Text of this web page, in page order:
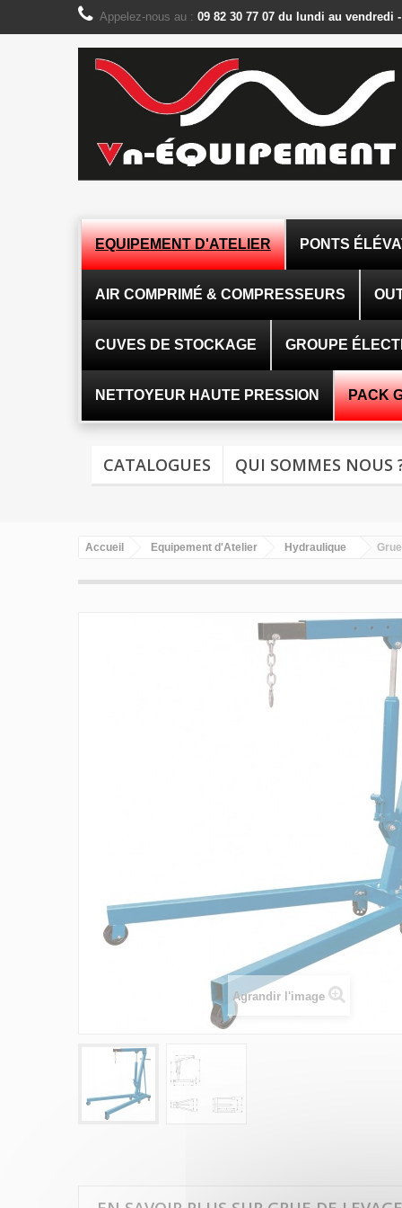
Panneau de gestion des cookies
Appelez-nous au : 09 82 30 77 07 du lundi au vendredi -
EQUIPEMENT D'ATELIER PONTS
AIR COMPRIMÉ & COMPRESSEURS
CUVES DE STOCKAGE GROUPE
NETTOYEUR HAUTE PRESSION PACK
CATALOGUES QUI SOMMES NOUS
Accueil Equipement d'Atelier Hydraulique
Agrandir l'image